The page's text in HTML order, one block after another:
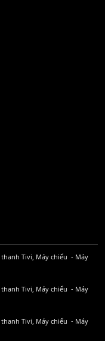
thanh Tivi, Máy chiếu - Máy
thanh Tivi, Máy chiếu - Máy
thanh Tivi, Máy chiếu - Máy